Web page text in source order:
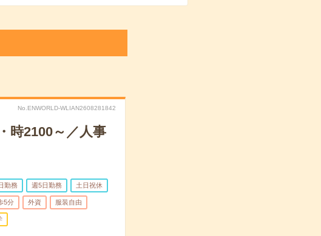
No.ENWORLD-WLIAN2608281842
時2100～／人事
勤務 週5日勤務 土日祝休
5分 外資 服装自由